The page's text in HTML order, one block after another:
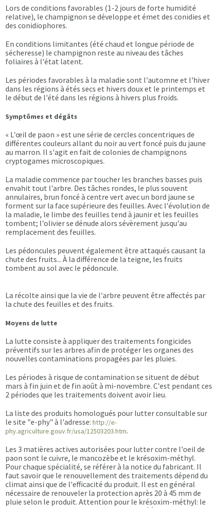
Lors de conditions favorables (1-2 jours de forte humidité
relative), le champignon se développe et émet des conidies et
des conidiophores.
En conditions limitantes (été chaud et longue période de
sécheresse) le champignon reste au niveau des tâches
foliaires à l'état latent.
Les périodes favorables à la maladie sont l'automne et l'hiver
dans les régions à étés secs et hivers doux et le printemps et
le début de l'été dans les régions à hivers plus froids.
Symptômes et dégâts
« L'œil de paon » est une série de cercles concentriques de
différentes couleurs allant du noir au vert foncé puis du jaune
au marron. Il s'agit en fait de colonies de champignons
cryptogames microscopiques.
La maladie commence par toucher les branches basses puis
envahit tout l'arbre. Des tâches rondes, le plus souvent
annulaires, brun foncé à centre vert avec un bord jaune se
forment sur la face supérieure des feuilles. Avec l'évolution de
la maladie, le limbe des feuilles tend à jaunir et les feuilles
tombent; l'olivier se dénude alors sévèrement jusqu'au
remplacement des feuilles.
Les pédoncules peuvent également être attaqués causant la
chute des fruits... À la différence de la teigne, les fruits
tombent au sol avec le pédoncule.
La récolte ainsi que la vie de l'arbre peuvent être affectés par
la chute des feuilles et des fruits.
Moyens de lutte
La lutte consiste à appliquer des traitements fongicides
préventifs sur les arbres afin de protéger les organes des
nouvelles contaminations propagées par les pluies.
Les périodes à risque de contamination se situent de début
mars à fin juin et de fin août à mi-novembre. C'est pendant ces
2 périodes que les traitements doivent avoir lieu.
La liste des produits homologués pour lutter consultable sur
le site "e-phy" à l'adresse:http://e-
phy.agriculture.gouv.fr/usa/12503203.htm.
Les 3 matières actives autorisées pour lutter contre l'oeil de
paon sont le cuivre, le mancozèbe et le krésoxim-méthyl.
Pour chaque spécialité, se référer à la notice du fabricant. Il
faut savoir que le renouvellement des traitements dépend du
climat ainsi que de l'efficacité du produit. Il est en général
nécessaire de renouveler la protection après 20 à 45 mm de
pluie selon le produit. Attention pour le krésoxim-méthyl: le